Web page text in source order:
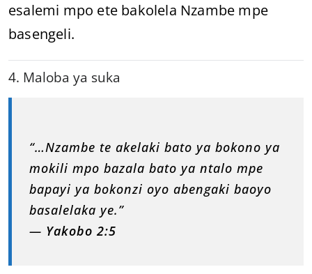
esalemi mpo ete bakolela Nzambe mpe
basengeli.
4. Maloba ya suka
“…Nzambe te akelaki bato ya bokono ya
mokili mpo bazala bato ya ntalo mpe
bapayi ya bokonzi oyo abengaki baoyo
basalelaka ye.”
— Yakobo 2:5